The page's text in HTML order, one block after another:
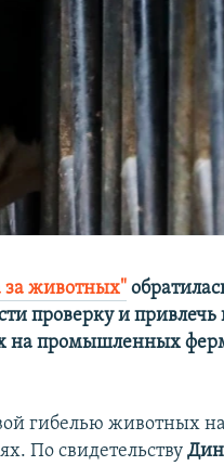
за животных"
проверку и привлечь
на промышленных
гибелью животных на
По свидетельству